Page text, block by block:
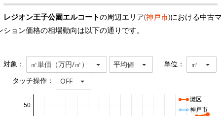
レジオン王子公園エルコートの周辺エリア(神戸市)における中古
ション価格の相場動向は以下の通りです。
対象： ㎡単価（万円/㎡） 平均値 単位： ㎡
タッチ操作： OFF
50
灘区
神戸市